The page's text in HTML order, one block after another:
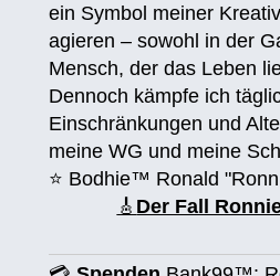
ein Symbol meiner
agieren – sowohl in der
Mensch, der das Leben
Dennoch kämpfe ich
Einschränkungen und
meine WG und meine
⭐️ Bodhie™ Ronald
🎸 Der Fall